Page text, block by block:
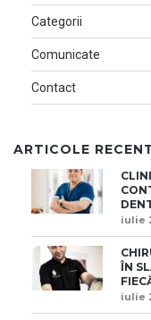
Categorii
Comunicate
Contact
ARTICOLE
iulie
ÎN
iulie